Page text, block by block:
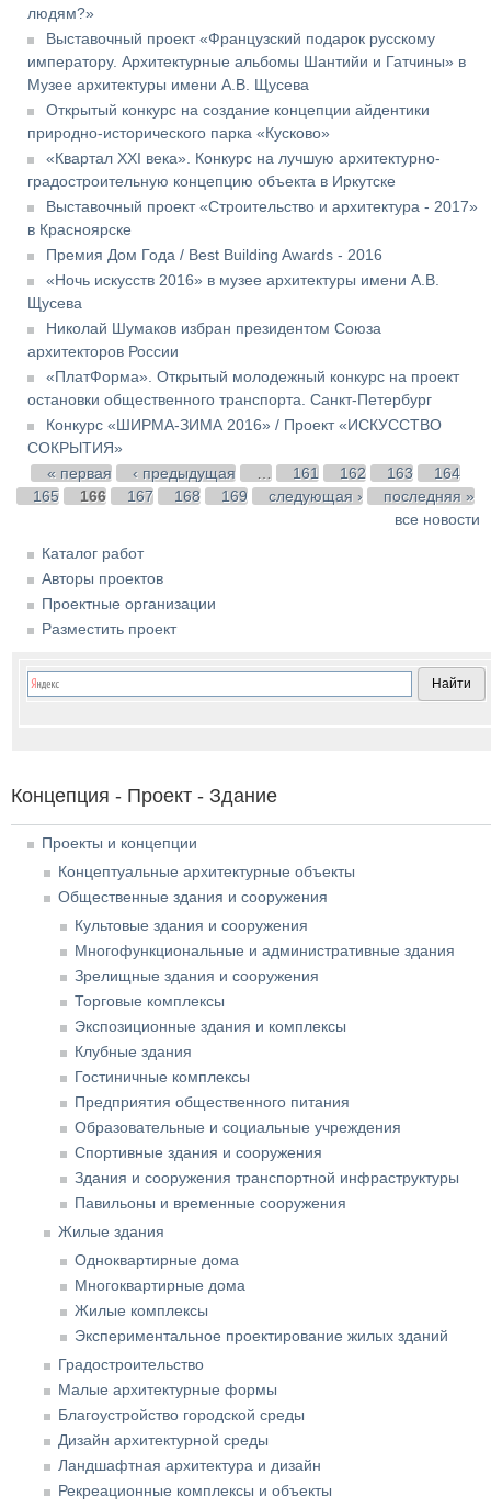
людям?»
Выставочный проект «Французский подарок русскому
императору. Архитектурные альбомы Шантийи и Гатчины» в
Музее архитектуры имени А.В. Щусева
Открытый конкурс на создание концепции айдентики
природно-исторического парка «Кусково»
«Квартал XXI века». Конкурс на лучшую архитектурно-
градостроительную концепцию объекта в Иркутске
Выставочный проект «Строительство и архитектура - 2017»
в Красноярске
Премия Дом Года / Best Building Awards - 2016
«Ночь искусств 2016» в музее архитектуры имени А.В.
Щусева
Николай Шумаков избран президентом Союза
архитекторов России
«ПлатФорма». Открытый молодежный конкурс на проект
остановки общественного транспорта. Санкт-Петербург
Конкурс «ШИРМА-ЗИМА 2016» / Проект «ИСКУССТВО
СОКРЫТИЯ»
Страницы
« первая ‹ предыдущая 161 162 163
164
165
166 167 168 169 следующая ›
последняя »
все новости
Каталог работ
Авторы проектов
Проектные организации
Разместить проект
Концепция - Проект - Здание
Проекты и концепции
Концептуальные архитектурные объекты
Общественные здания и сооружения
Культовые здания и сооружения
Многофункциональные и административные здания
Зрелищные здания и сооружения
Торговые комплексы
Экспозиционные здания и комплексы
Клубные здания
Гостиничные комплексы
Предприятия общественного питания
Образовательные и социальные учреждения
Спортивные здания и сооружения
Здания и сооружения транспортной инфраструктуры
Павильоны и временные сооружения
Жилые здания
Одноквартирные дома
Многоквартирные дома
Жилые комплексы
Экспериментальное проектирование жилых зданий
Градостроительство
Малые архитектурные формы
Благоустройство городской среды
Дизайн архитектурной среды
Ландшафтная архитектура и дизайн
Рекреационные комплексы и объекты